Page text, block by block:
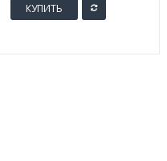
КУПИТЬ